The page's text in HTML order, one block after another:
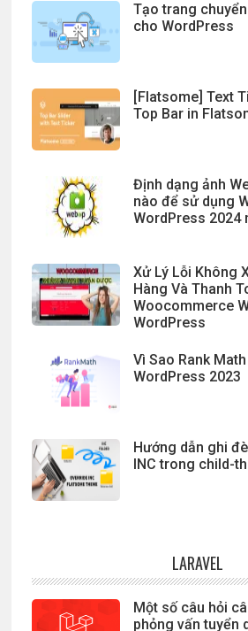
Tạo trang
cho WordPress
[Flatsome] Text
Top Bar in
Định dạng ảnh
nào để sử dụng
WordPress 2024
Xử Lý Lỗi Không
Hàng Và Thanh
Woocommerce
WordPress
Vì Sao Rank
WordPress 2023
Hướng dẫn ghi
INC trong child-
LARAVEL
Một số câu hỏi
phỏng vấn tuyển